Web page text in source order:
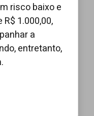
risco baixo e
1.000,00,
a
entretanto,